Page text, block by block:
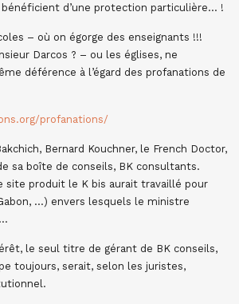
d’une protection particulière… !
– où on égorge des enseignants !!!
Darcos ? – ou les églises, ne
déférence à l’égard des profanations de
profanations/
Bernard Kouchner, le French Doctor,
sa boîte de conseils, BK consultants.
site produit le K bis aurait travaillé pour
…) envers lesquels le ministre
le seul titre de gérant de BK conseils,
toujours, serait, selon les juristes,